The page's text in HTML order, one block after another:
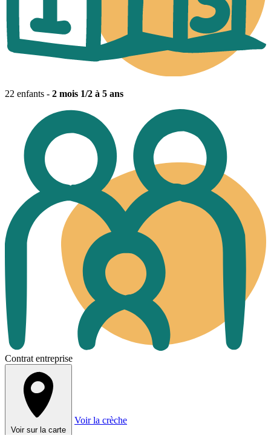
22 enfants - 2 mois 1/2 à 5 ans
Contrat entreprise
Voir sur la carte
Voir la crèche